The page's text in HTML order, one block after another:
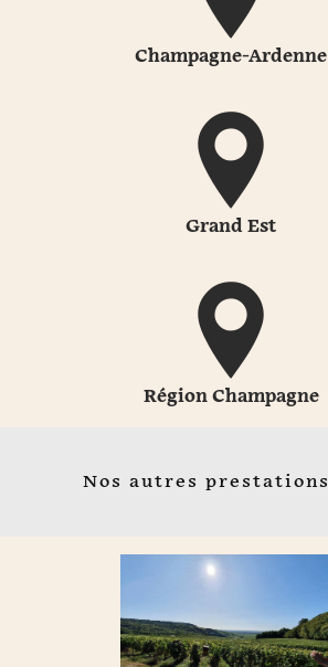
Champagne-Ardenne
Grand Est
Région Champagne
Nos autres prestations